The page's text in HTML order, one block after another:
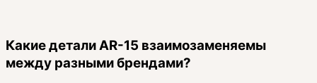
Какие детали AR-15 взаимозаменяемы
между разными брендами?